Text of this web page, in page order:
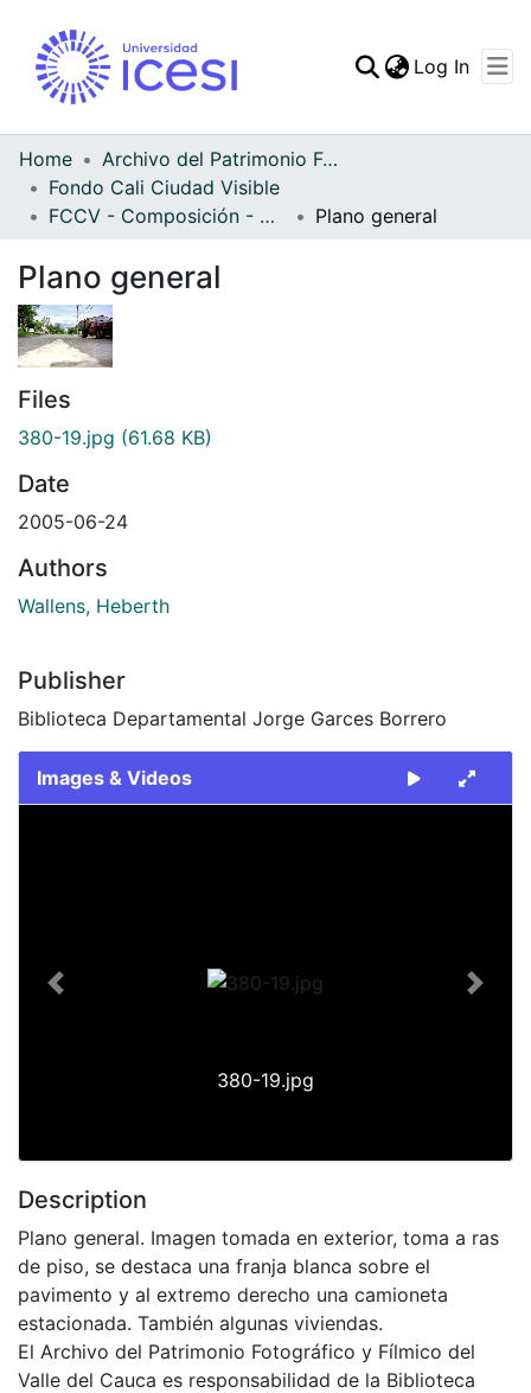
Log In
Home
Archivo del Patrimonio Fotográfico y Fílmico del Valle del Cauca
Fondo Cali Ciudad Visible
FCCV - Composición - Patrimonial
Plano general
Plano general
Files
380-19.jpg (61.68 KB)
Date
2005-06-24
Authors
Wallens, Heberth
Publisher
Biblioteca Departamental Jorge Garces Borrero
Images & Videos
380-19.jpg
Previous Next
Description
Plano general. Imagen tomada en exterior, toma a ras
de piso, se destaca una franja blanca sobre el
pavimento y al extremo derecho una camioneta
estacionada. También algunas viviendas.
El Archivo del Patrimonio Fotográfico y Fílmico del
Valle del Cauca es responsabilidad de la Biblioteca